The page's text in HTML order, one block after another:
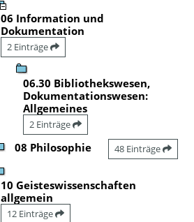
06 Information und
Dokumentation
2 Einträge
06.30 Bibliothekswesen,
Dokumentationswesen:
Allgemeines
2 Einträge
08 Philosophie 48 Einträge
10 Geisteswissenschaften
allgemein
12 Einträge